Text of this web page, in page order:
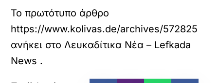
Το πρωτότυπο άρθρο
https://www.kolivas.de/archives/572825
ανήκει στοΛευκαδίτικα Νέα – Lefkada
News .